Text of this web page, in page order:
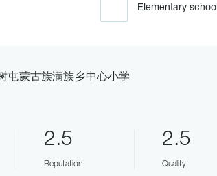
Elementary school
屯蒙古族满族乡中心小学
2.5
Reputation
2.5
Quality